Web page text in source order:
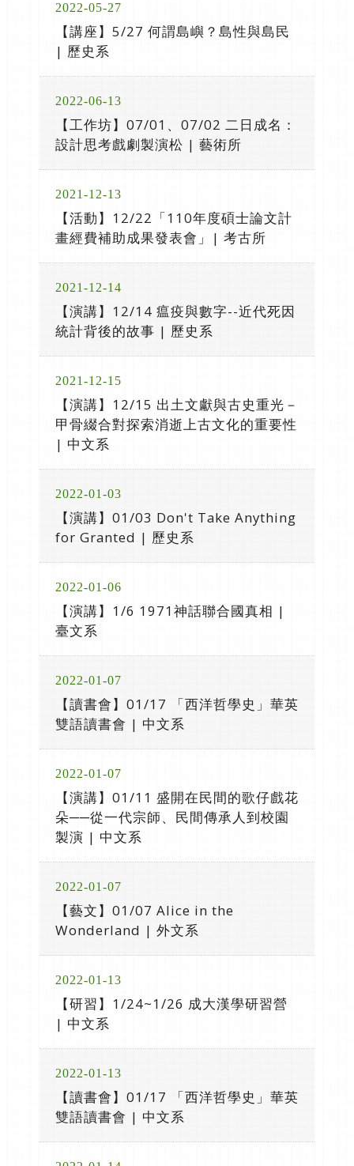
2022-05-27
【講座】5/27 何謂島嶼？島性與島民
| 歷史系
2022-06-13
【工作坊】07/01、07/02 二日成名：
設計思考戲劇製演松 | 藝術所
2021-12-13
【活動】12/22「110年度碩士論文計
畫經費補助成果發表會」| 考古所
2021-12-14
【演講】12/14 瘟疫與數字--近代死因
統計背後的故事 | 歷史系
2021-12-15
【演講】12/15 出土文獻與古史重光－
甲骨綴合對探索消逝上古文化的重要性
| 中文系
2022-01-03
【演講】01/03 Don't Take Anything
for Granted | 歷史系
2022-01-06
【演講】1/6 1971神話聯合國真相 |
臺文系
2022-01-07
【讀書會】01/17 「西洋哲學史」華英
雙語讀書會 | 中文系
2022-01-07
【演講】01/11 盛開在民間的歌仔戲花
朵──從一代宗師、民間傳承人到校園
製演 | 中文系
2022-01-07
【藝文】01/07 Alice in the
Wonderland | 外文系
2022-01-13
【研習】1/24~1/26 成大漢學研習營
| 中文系
2022-01-13
【讀書會】01/17 「西洋哲學史」華英
雙語讀書會 | 中文系